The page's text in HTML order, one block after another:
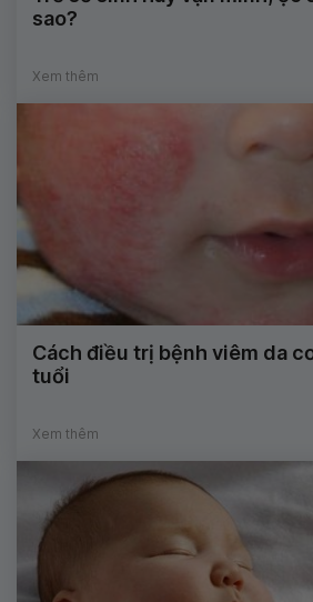
sao?
Xem thêm
Cách điều trị bệnh viêm da
tuổi
Xem thêm